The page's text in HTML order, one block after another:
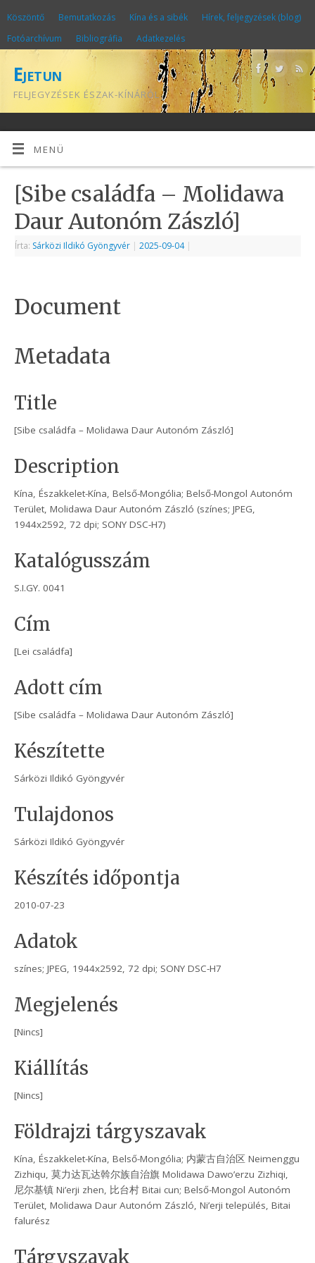
Köszöntő Bemutatkozás Kína és a sibék
Hírek, feljegyzések (blog)
Fotóarchívum
Bibliográfia Adatkezelés
Ejetun
FELJEGYZÉSEK ÉSZAK-KÍNÁRÓL
MENÜ
[Sibe családfa – Molidawa
Daur Autonóm Zászló]
Írta: Sárközi Ildikó Gyöngyvér | 2025-09-04 |
Document
Metadata
Title
[Sibe családfa – Molidawa Daur Autonóm Zászló]
Description
Kína, Északkelet-Kína, Belső-Mongólia; Belső-Mongol Autonóm
Terület, Molidawa Daur Autonóm Zászló (színes; JPEG,
1944x2592, 72 dpi; SONY DSC-H7)
Katalógusszám
S.I.GY. 0041
Cím
[Lei családfa]
Adott cím
[Sibe családfa – Molidawa Daur Autonóm Zászló]
Készítette
Sárközi Ildikó Gyöngyvér
Tulajdonos
Sárközi Ildikó Gyöngyvér
Készítés időpontja
2010-07-23
Adatok
színes; JPEG, 1944x2592, 72 dpi; SONY DSC-H7
Megjelenés
[Nincs]
Kiállítás
[Nincs]
Földrajzi tárgyszavak
Kína, Északkelet-Kína, Belső-Mongólia; 内蒙古自治区 Neimenggu
Zizhiqu, 莫力达瓦达斡尔族自治旗 Molidawa Dawo’erzu Zizhiqi,
尼尔基镇 Ni’erji zhen, 比台村 Bitai cun; Belső-Mongol Autonóm
Terület, Molidawa Daur Autonóm Zászló, Ni’erji település, Bitai
falurész
Tárgyszavak